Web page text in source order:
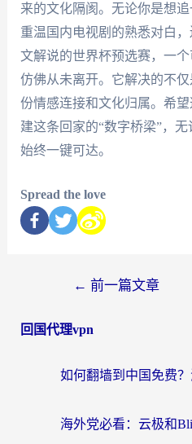
来的文化隔阂。无论你是想
重温国内电视剧的熟悉对白
文解说的世界杯预选赛，一
仿佛从未离开。它解决的不
份情感连接和文化归属。希
建这条回家的“数字桥梁”，无
始终一键可达。
Spread the love
← 前一篇文章
回国代理vpn